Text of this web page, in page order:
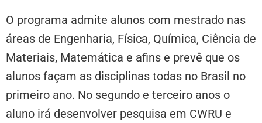
O programa admite alunos com mestrado nas
áreas de Engenharia, Física, Química, Ciência de
Materiais, Matemática e afins e prevê que os
alunos façam as disciplinas todas no Brasil no
primeiro ano. No segundo e terceiro anos o
aluno irá desenvolver pesquisa em CWRU e